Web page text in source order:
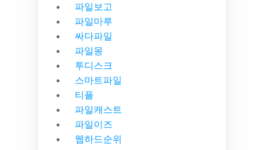
파일보고
파일마루
싸다파일
파일몽
투디스크
스마트파일
티플
파일캐스트
파일이즈
웹하드순위